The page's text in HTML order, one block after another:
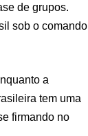
de grupos.
sob o comando
a
tem uma
firmando no